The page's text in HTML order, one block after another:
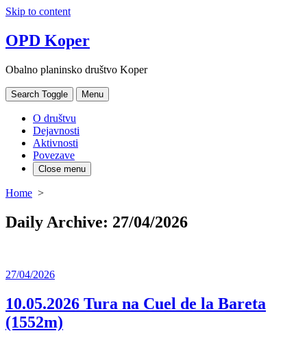
Skip to content
OPD Koper
Obalno planinsko društvo Koper
Search Toggle Menu
O društvu
Dejavnosti
Aktivnosti
Povezave
Close menu
Home >
Daily Archive: 27/04/2026
27/04/2026
10.05.2026 Tura na Cuel de la Bareta
(1552m)